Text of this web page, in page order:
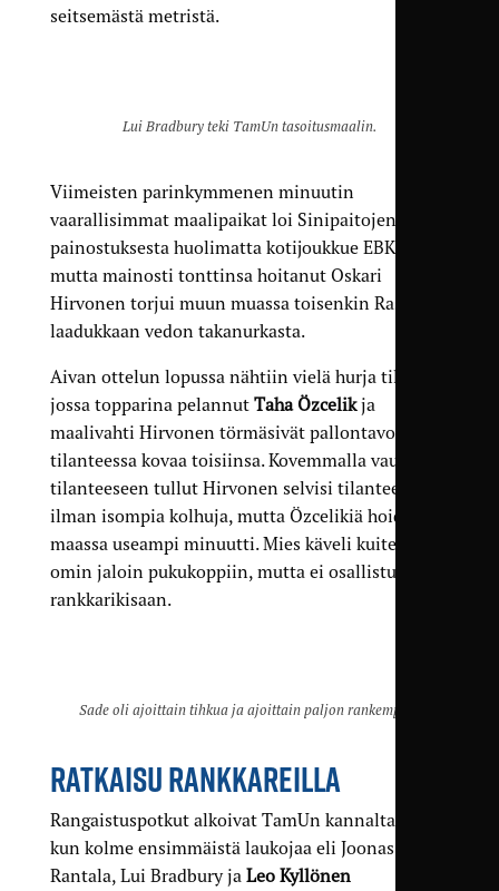
seitsemästä metristä.
Lui Bradbury teki TamUn tasoitusmaalin.
Viimeisten parinkymmenen minuutin
vaarallisimmat maalipaikat loi Sinipaitojen
painostuksesta huolimatta kotijoukkue EBK,
mutta mainosti tonttinsa hoitanut Oskari
Hirvonen torjui muun muassa toisenkin Rashican
laadukkaan vedon takanurkasta.
Aivan ottelun lopussa nähtiin vielä hurja tilanne,
jossa topparina pelannut Taha Özcelikja
maalivahti Hirvonen törmäsivät pallontavoittelu­
tilanteessa kovaa toisiinsa. Kovemmalla vauhdilla
tilanteeseen tullut Hirvonen selvisi tilanteesta
ilman isompia kolhuja, mutta Özcelikiä hoidettiin
maassa useampi minuutti. Mies käveli kuitenkin
omin jaloin pukukoppiin, mutta ei osallistunut
rankkarikisaan.
Sade oli ajoittain tihkua ja ajoittain paljon rankempaa.
RATKAISU RANKKAREILLA
Rangaistuspotkut alkoivat TamUn kannalta hyvin,
kun kolme ensimmäistä laukojaa eli Joonas
Rantala, Lui Bradbury ja Leo Kyllönen